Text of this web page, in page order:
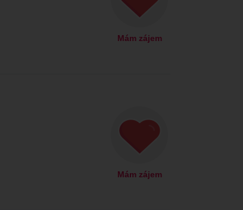
Mám zájem
Mám zájem